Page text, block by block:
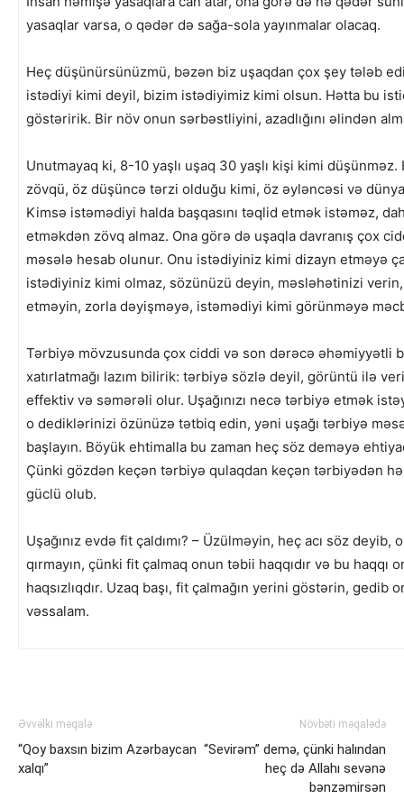
yasaqlar varsa, o qədər də sağa-sola yayınmalar olacaq.
Heç düşünürsünüzmü, bəzən biz uşaqdan çox şey tələb
istədiyi kimi deyil, bizim istədiyimiz kimi olsun. Hətta bu
göstəririk. Bir növ onun sərbəstliyini, azadlığını əlindən
Unutmayaq ki, 8-10 yaşlı uşaq 30 yaşlı kişi kimi düşünməz.
zövqü, öz düşüncə tərzi olduğu kimi, öz əyləncəsi və
Kimsə istəmədiyi halda başqasını təqlid etmək istəməz,
etməkdən zövq almaz. Ona görə də uşaqla davranış çox
məsələ hesab olunur. Onu istədiyiniz kimi dizayn etməyə
istədiyiniz kimi olmaz, sözünüzü deyin, məsləhətinizi verin,
etməyin, zorla dəyişməyə, istəmədiyi kimi görünməyə
Tərbiyə mövzusunda çox ciddi və son dərəcə əhəmiyyətli
xatırlatmağı lazım bilirik: tərbiyə sözlə deyil, görüntü ilə
effektiv və səmərəli olur. Uşağınızı necə tərbiyə etmək
o dediklərinizi özünüzə tətbiq edin, yəni uşağı tərbiyə
başlayın. Böyük ehtimalla bu zaman heç söz deməyə
Çünki gözdən keçən tərbiyə qulaqdan keçən tərbiyədən
güclü olub.
Uşağınız evdə fit çaldımı? – Üzülməyin, heç acı söz deyib,
qırmayın, çünki fit çalmaq onun təbii haqqıdır və bu haqqı
haqsızlıqdır. Uzaq başı, fit çalmağın yerini göstərin, gedib
vəssalam.
Əvvəlki məqalə
“Qoy baxsın bizim Azərbaycan
xalqı”
Növbəti məqalədə
“Sevirəm” demə, çünki halından
heç də Allahı sevənə
bənzəmirsən